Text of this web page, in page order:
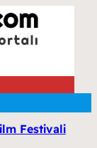
Festivali